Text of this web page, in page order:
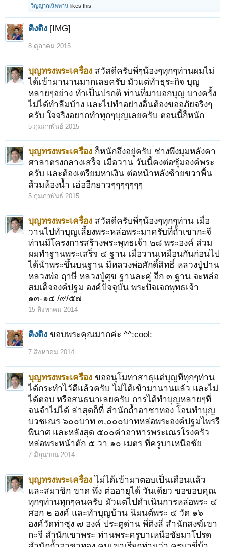
วิญญาณนิพพาน likes this.
ติงติง [IMG]
8 ตุลาคม 2015
บุญทรงพระเครื่อง สวัสดีครับพี่ๆน้องๆทุกๆท่านผมไม่
ได้เข้ามานานมากเลยครับ มัวแต่ทำธุระกิจ บุญ
หลายๆอย่าง ทำเป็นปรกติ ท่านที่มาบอกบุญ บางครั้ง
ไม่ได้ทำลืมบ้าง และไปทำอย่างอื่นต้องขออภัยจริงๆ
ครับ ใจจริงอยากทำทุกๆบุญเลยครับ ตอนนี้ก็หนัก
5 กุมภาพันธ์ 2015
บุญทรงพระเครื่อง ก็หนักอึ่งอยู่ครับ ช่างพึ่งมุมหลังคา
ศาลาตรงกลางเสร็จ เมื่อวาน วันนี้คงต่อซุ้มองค์พระ
ครับ และต้องเตรียมหาเงิน ต่อหน้าหลังซ้ายขวาพื้น
ส้วมห้องน้ำ เฮ่ออีกยาวๆๆๆๆๆๆๆ
5 กุมภาพันธ์ 2015
บุญทรงพระเครื่อง สวัสดีครับพี่ๆน้องๆทุกๆท่าน เมื่อ
วานไปทำบุญเลี้ยงพระหล่อพระมาครับที่ถ้ำเขากะจี
ท่านมีโครงการสร้างพระพุทธเจ้า ๒๘ พระองค์ ส่วม
ผมทำฐานพระเสร็จ ๕ ฐาน เมื่อวานเหมือนกันก่อนไป
ได้นำพระขึ้นบนฐาน มีหลวงพ่อศักดิ์สิทธิ์ หลวงปู่ปาน
หลวงพ่อ ฤาษี หลวงปู่ศุข ฐานละคู่ อีก ๓ ฐาน จะหล่อ
สมเด็จองค์ปฐม องค์ปัจจุบัน พระปัจเจกพุทธเจ้า
๑๓-๑๔ /๙/๕๗
15 สิงหาคม 2014
ติงติง ขอบพระคุณมากค่ะ ^^:cool:
7 สิงหาคม 2014
บุญทรงพระเครื่อง ขออนุโมทาสาธุแด่บุญที่ทุกๆท่าน
ได้กระทำไว้ดีแล้วครับ ไม่ได้เข้ามานานแล้ว และไม่
ได้ตอบ หรือสนธนาเลยครับ การได้ทำบุญหลายๆที่
จนจำไม่ได้ ล่าสุดก็ที่ สำนักถ้ำอาชาทอง โอนทำบุญ
บวชเณร ๖๐๐บาท ๓,๐๐๐บาทหล่อพระองค์ปฐมไพรรี
พินาศ และหลังสุด ๕๐๐ค่าอาหารพระเณรโรงครัว
หล่อพระหน้าตัก ๕ วา ๑๐ เมตร ที่ครูบาเหนือชัย
7 มิถุนายน 2014
บุญทรงพระเครื่อง ไม่ได้เข้ามาตอบเป็นเดือนแล้ว
และสมาชิก ขาด พึ่ง ต่ออายุได้ วันเดียว ขอขอบคุณ
ทุกๆท่านทุกๆคนครับ มัวแต่ไปดำเนินการหล่อพระ ๔
ศอก ๒ องค์ และทำบุญบ้าน นิมนต์พระ ๕ วัด ๑๖
องค์วัดท่าซุง ๗ องค์ ประตูด่าน พี่ติงลี่ สำนักสงฆ์เขา
กะจี สำนักเขาพระ ท่านพระครูบาเหนือชัยมาโปรด